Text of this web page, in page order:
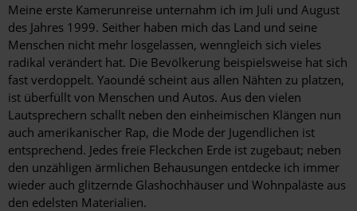
Meine erste Kamerunreise unternahm ich im Juli und August
des Jahres 1999. Seither haben mich das Land und seine
Menschen nicht mehr losgelassen, wenngleich sich vieles
radikal verändert hat. Die Bevölkerung beispielsweise hat sich
fast verdoppelt. Yaoundé scheint aus allen Nähten zu platzen,
ist überfüllt von Menschen und Autos. Aus den vielen
Lautsprechern schallt neben den einheimischen Klängen nun
auch amerikanischer Rap, die Mode der Jugendlichen ist
entsprechend. Jedes freie Fleckchen Erde ist zugebaut; neben
den unzähligen ärmlichen Behausungen entdecke ich immer
wieder auch glitzernde Glashochhäuser und Wohnpaläste aus
den edelsten Materialien.